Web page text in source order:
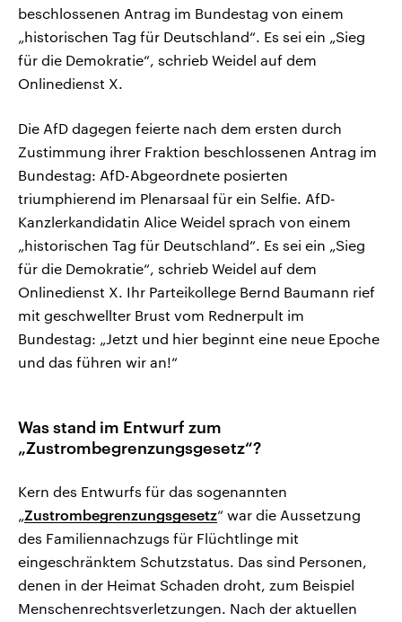
beschlossenen Antrag im Bundestag von einem
„historischen Tag für Deutschland“. Es sei ein „Sieg
für die Demokratie“, schrieb Weidel auf dem
Onlinedienst X.
Die AfD dagegen feierte nach dem ersten durch
Zustimmung ihrer Fraktion beschlossenen Antrag im
Bundestag: AfD-Abgeordnete posierten
triumphierend im Plenarsaal für ein Selfie. AfD-
Kanzlerkandidatin Alice Weidel sprach von einem
„historischen Tag für Deutschland“. Es sei ein „Sieg
für die Demokratie“, schrieb Weidel auf dem
Onlinedienst X. Ihr Parteikollege Bernd Baumann rief
mit geschwellter Brust vom Rednerpult im
Bundestag: „Jetzt und hier beginnt eine neue Epoche
und das führen wir an!“
Was stand im Entwurf zum
„Zustrombegrenzungsgesetz“?
Kern des Entwurfs für das sogenannten
„Zustrombegrenzungsgesetz“ war die Aussetzung
des Familiennachzugs für Flüchtlinge mit
eingeschränktem Schutzstatus. Das sind Personen,
denen in der Heimat Schaden droht, zum Beispiel
Menschenrechtsverletzungen. Nach der aktuellen